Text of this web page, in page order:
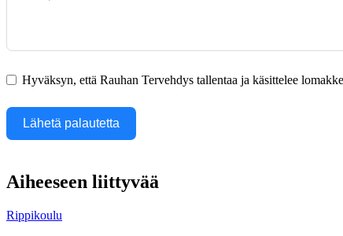
Hyväksyn, että Rauhan Tervehdys tallentaa ja käsittelee
Lähetä palautetta
Aiheeseen liittyvää
Rippikoulu